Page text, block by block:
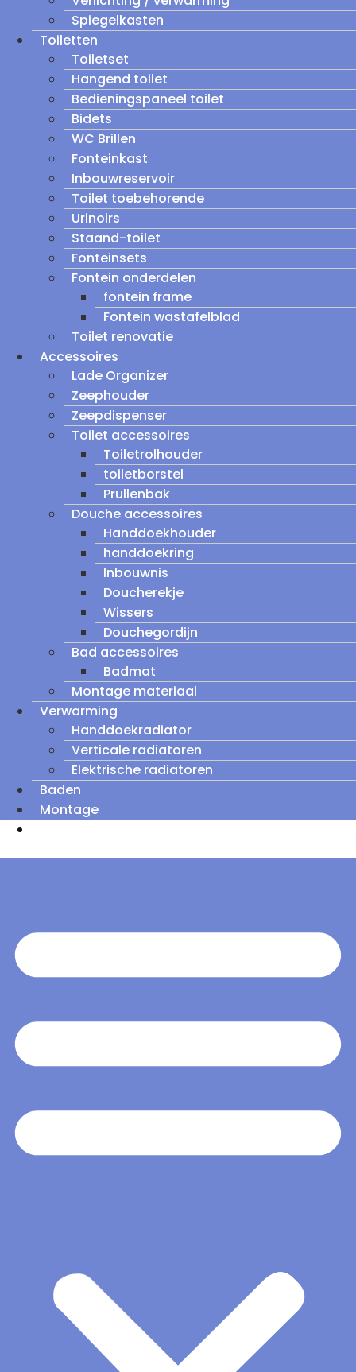
Spiegelkasten
Toiletten
Toiletset
Hangend toilet
Bedieningspaneel toilet
Bidets
WC Brillen
Fonteinkast
Inbouwreservoir
Toilet toebehorende
Urinoirs
Staand-toilet
Fonteinsets
Fontein onderdelen
fontein frame
Fontein wastafelblad
Toilet renovatie
Accessoires
Lade Organizer
Zeephouder
Zeepdispenser
Toilet accessoires
Toiletrolhouder
toiletborstel
Prullenbak
Douche accessoires
Handdoekhouder
handdoekring
Inbouwnis
Doucherekje
Wissers
Douchegordijn
Bad accessoires
Badmat
Montage materiaal
Verwarming
Handdoekradiator
Verticale radiatoren
Elektrische radiatoren
Baden
Montage